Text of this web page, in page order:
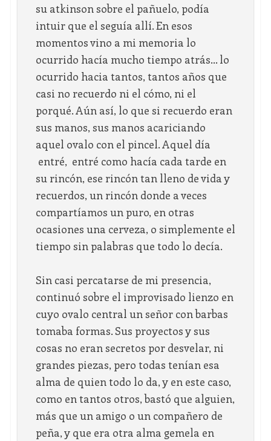
su atkinson sobre el pañuelo, podía
intuir que el seguía allí. En esos
momentos vino a mi memoria lo
ocurrido hacía mucho tiempo atrás… lo
ocurrido hacia tantos, tantos años que
casi no recuerdo ni el cómo, ni el
porqué. Aún así, lo que si recuerdo eran
sus manos, sus manos acariciando
aquel ovalo con el pincel. Aquel día
entré, entré como hacía cada tarde en
su rincón, ese rincón tan lleno de vida y
recuerdos, un rincón donde a veces
compartíamos un puro, en otras
ocasiones una cerveza, o simplemente el
tiempo sin palabras que todo lo decía.
Sin casi percatarse de mi presencia,
continuó sobre el improvisado lienzo en
cuyo ovalo central un señor con barbas
tomaba formas. Sus proyectos y sus
cosas no eran secretos por desvelar, ni
grandes piezas, pero todas tenían esa
alma de quien todo lo da, y en este caso,
como en tantos otros, bastó que alguien,
más que un amigo o un compañero de
peña, y que era otra alma gemela en